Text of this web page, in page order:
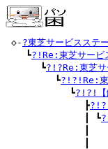
◇- ?東芝サービスステ
┗?!Re:東芝サービ
┗?!?Re:東芝
┗?!?!Re:東
┗?!?!【
┣
┃ ┗
┃ 　
┃ 　 　